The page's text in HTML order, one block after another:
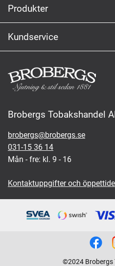
Produkter
Kundservice
Brobergs Tobakshandel
brobergs@brobergs.se
031-15 36 14
Mån - fre: kl. 9 - 16
Kontaktuppgifter och
©2024 Brobergs